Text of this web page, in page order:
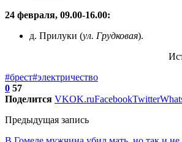
24 февраля, 09.00-16.00:
д. Прилуки (ул. Грудковая).
#брест#электричество
0 57
Поделится VKOK.ruFacebookTwitter
Предыдущая запись